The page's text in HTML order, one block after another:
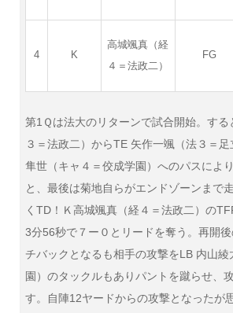
4 K
高城颯真（経
４＝法政二）
FG
第1Ｑは法大のリターンで試合開始。する
３＝法政二）からTE 矢作一颯（法３＝
隼世（キャ４＝佼成学園）へのパスによ
と、最後は菊地自らがエンドゾーンまで
くTD！Ｋ高城颯真（経４＝法政二）の
3分56秒で７ー０とリードを奪う。再開
チバックとなるも相手の攻撃をLB 内山綾
園）のタックルもありパントを蹴らせ、
す。自陣12ヤードからの攻撃となったが